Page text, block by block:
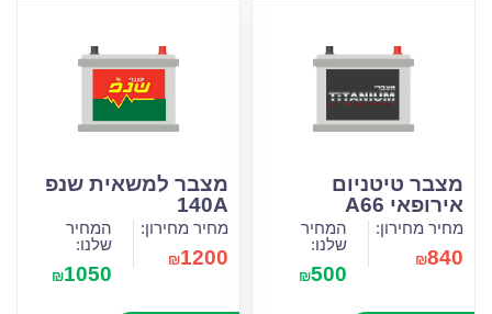
מצבר טיטניום
אירופאי A66
מחיר מחירון:
₪840
המחיר
שלנו:
₪500
מצבר למשאית שנפ
140A
מחיר מחירון:
₪1200
המחיר
שלנו:
₪1050